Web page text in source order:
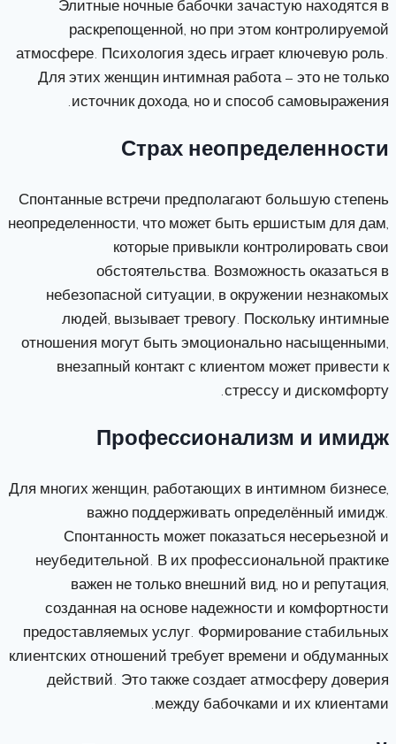
Элитные ночные бабочки зачастую находятся в
раскрепощенной, но при этом контролируемой
атмосфере. Психология здесь играет ключевую роль.
Для этих женщин интимная работа — это не только
источник дохода, но и способ самовыражения.
Страх неопределенности
Спонтанные встречи предполагают большую степень
неопределенности, что может быть ершистым для дам,
которые привыкли контролировать свои
обстоятельства. Возможность оказаться в
небезопасной ситуации, в окружении незнакомых
людей, вызывает тревогу. Поскольку интимные
отношения могут быть эмоционально насыщенными,
внезапный контакт с клиентом может привести к
стрессу и дискомфорту.
Профессионализм и имидж
Для многих женщин, работающих в интимном бизнесе,
важно поддерживать определённый имидж.
Спонтанность может показаться несерьезной и
неубедительной. В их профессиональной практике
важен не только внешний вид, но и репутация,
созданная на основе надежности и комфортности
предоставляемых услуг. Формирование стабильных
клиентских отношений требует времени и обдуманных
действий. Это также создает атмосферу доверия
между бабочками и их клиентами.